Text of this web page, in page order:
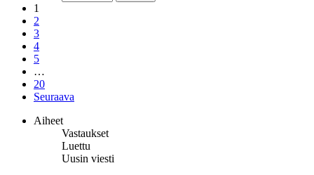
1
2
3
4
5
…
20
Seuraava
Aiheet
Vastaukset
Luettu
Uusin viesti